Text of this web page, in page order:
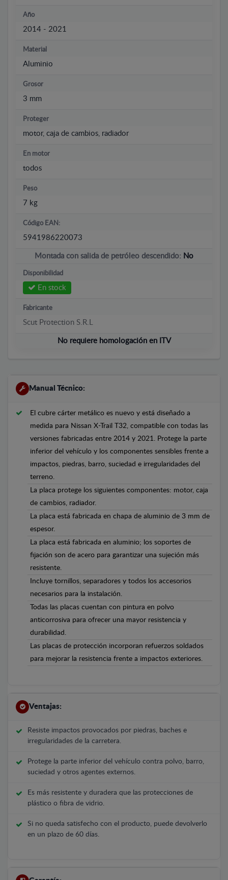
Año
2014 - 2021
Material
Aluminio
Grosor
3 mm
Proteger
motor, caja de cambios, radiador
En motor
todos
Peso
7 kg
Código EAN:
5941986220073
Montada con salida de petróleo descendido: No
Disponibilidad
En stock
Fabricante
Scut Protection S.R.L
No requiere homologación en ITV
Manual Técnico:
El cubre cárter metálico es nuevo y está diseñado a
medida para Nissan X-Trail T32, compatible con todas las
versiones fabricadas entre 2014 y 2021. Protege la parte
inferior del vehículo y los componentes sensibles frente a
impactos, piedras, barro, suciedad e irregularidades del
terreno.
La placa protege los siguientes componentes: motor, caja
de cambios, radiador.
La placa está fabricada en chapa de aluminio de 3 mm de
espesor.
La placa está fabricada en aluminio; los soportes de
fijación son de acero para garantizar una sujeción más
resistente.
Incluye tornillos, separadores y todos los accesorios
necesarios para la instalación.
Todas las placas cuentan con pintura en polvo
anticorrosiva para ofrecer una mayor resistencia y
durabilidad.
Las placas de protección incorporan refuerzos soldados
para mejorar la resistencia frente a impactos exteriores.
Ventajas:
Resiste impactos provocados por piedras, baches e
irregularidades de la carretera.
Protege la parte inferior del vehículo contra polvo, barro,
suciedad y otros agentes externos.
Es más resistente y duradera que las protecciones de
plástico o fibra de vidrio.
Si no queda satisfecho con el producto, puede devolverlo
en un plazo de 60 días.